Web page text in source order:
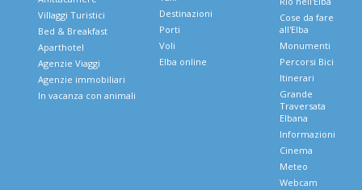
Villaggi Turistici
Bed & Breakfast
Aparthotel
Agenzie Viaggi
Agenzie immobiliari
In vacanza con animali
Destinazioni
Porti
Voli
Elba online
Cose da fare
all'Elba
Monumenti
Percorsi Bici
Itinerari
Grande
Traversata
Elbana
Informazioni
Cinema
Meteo
Webcam